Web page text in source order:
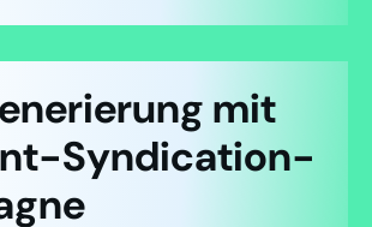
mit
Syndication-